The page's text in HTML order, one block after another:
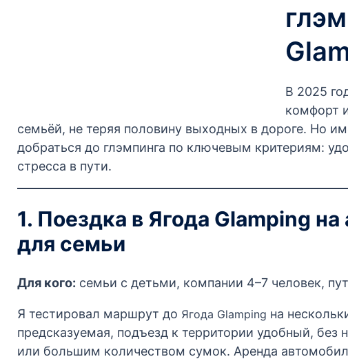
В 2025
комфорт
семьёй, не теряя половину выходных в дороге. Но
добраться до глэмпинга по ключевым критериям:
стресса в пути.
1. Поездка в Ягода Glamping
для семьи
Для кого: семьи с детьми, компании 4–7 человек,
Я тестировал маршрут до Ягода Glamping на
предсказуемая, подъезд к территории удобный,
или большим количеством сумок. Аренда